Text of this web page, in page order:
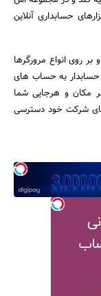
حسابداری آنلاین
روی انواع مرورگرها
حسابدار به حساب های
مکان و هرجایی شما
های شرکت خود دسترسی